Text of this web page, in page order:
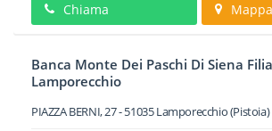
Chiama Mappa
Banca Monte Dei Paschi Di Siena
Lamporecchio
PIAZZA BERNI, 27-51035Lamporecchio